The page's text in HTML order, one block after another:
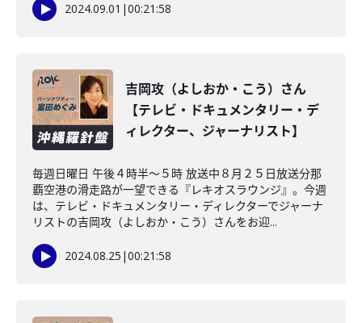
2024.09.01 |00:21:58
吉岡攻（よしおか・こう）さん
【テレビ・ドキュメンタリー・デ
ィレクター、ジャーナリスト】
毎週日曜日 午後４時半～５時 放送中８月２５日放送分那
覇空港の滑走路が一望できる『レキオスラウンジ』。今週
は、テレビ・ドキュメンタリー・ディレクターでジャーナ
リストの吉岡攻（よしおか・こう）さんをお迎...
2024.08.25 |00:21:58